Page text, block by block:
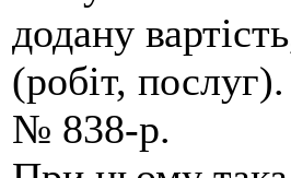
додану
(робіт,
№ 838-р.